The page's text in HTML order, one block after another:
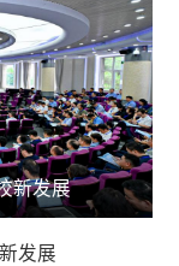
新发展
发展